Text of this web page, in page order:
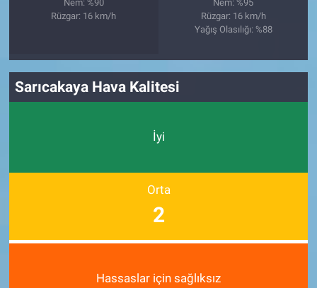
Nem: %90
Rüzgar: 16 km/h
Nem: %95
Rüzgar: 16 km/h
Yağış Olasılığı: %88
Sarıcakaya Hava Kalitesi
İyi
Orta
2
Hassaslar için sağlıksız